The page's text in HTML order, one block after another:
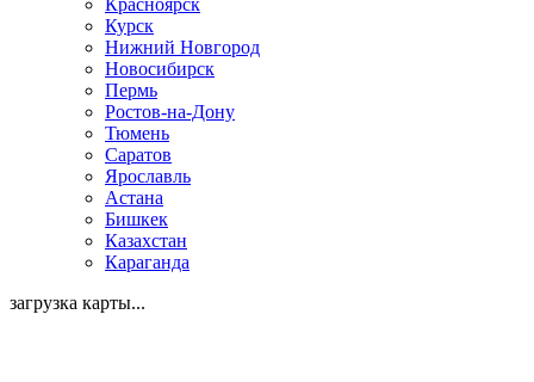
Красноярск
Курск
Нижний Новгород
Новосибирск
Пермь
Ростов-на-Дону
Тюмень
Саратов
Ярославль
Астана
Бишкек
Казахстан
Караганда
загрузка карты...